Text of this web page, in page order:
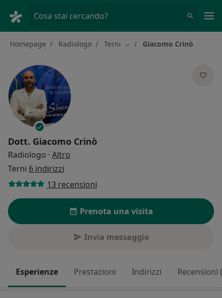
Cosa stai cercando?
Homepage Radiologo Terni Cambia città
Giacomo Crinò
Dott. Giacomo Crinò
Radiologo · Altro
Terni 6 indirizzi
13 recensioni
Prenota una visita
Invia messaggio
Esperienze Prestazioni Indirizzi Recensioni